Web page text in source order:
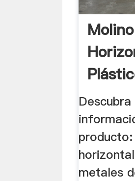
metales